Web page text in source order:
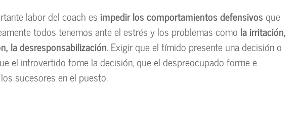
labor del coach es impedir los comportamientos defensivosque
todos tenemos ante el estrés y los problemas como la irritación,
la desresponsabilización. Exigir que el tímido presente una decisión o
el introvertido tome la decisión, que el despreocupado forme e
sucesores en el puesto.